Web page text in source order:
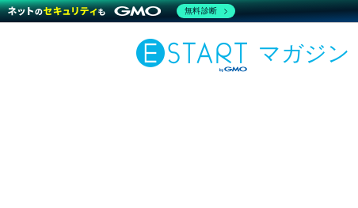
マガジン
無料診断